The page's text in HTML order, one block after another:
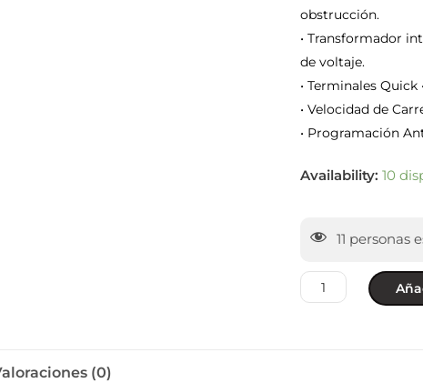
obstrucción.
• Transformador
de voltaje.
• Terminales
• Velocidad de
• Programación
Availability: 10
11 personas
(0)